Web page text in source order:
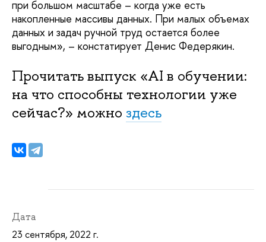
при большом масштабе – когда уже есть
накопленные массивы данных. При малых объемах
данных и задач ручной труд остается более
выгодным», – констатирует Денис Федерякин.
Прочитать выпуск «AI в обучении:
на что способны технологии уже
сейчас?» можно здесь
Дата
23 сентября, 2022 г.